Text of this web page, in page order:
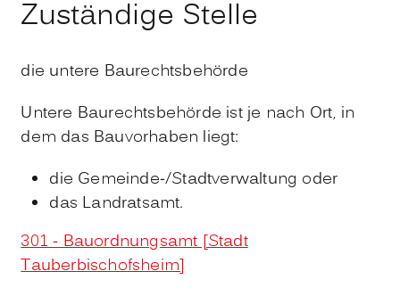
Zuständige Stelle
die untere Baurechtsbehörde
Untere Baurechtsbehörde ist je nach Ort, in
dem das Bauvorhaben liegt:
die Gemeinde-/Stadtverwaltung oder
das Landratsamt.
301 - Bauordnungsamt [Stadt
Tauberbischofsheim]